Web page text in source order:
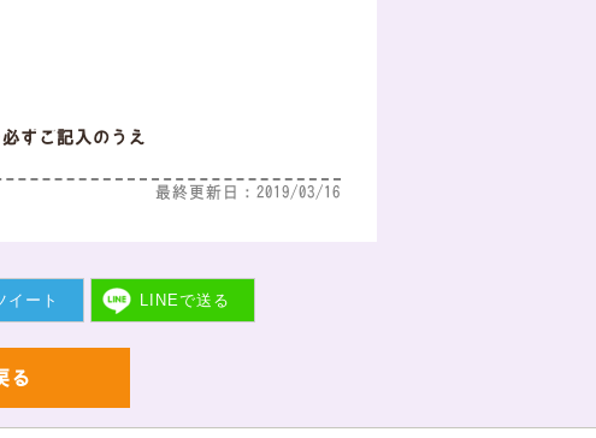
ご記入のうえ
最終更新日：2019/03/16
イート LINEで送る
る